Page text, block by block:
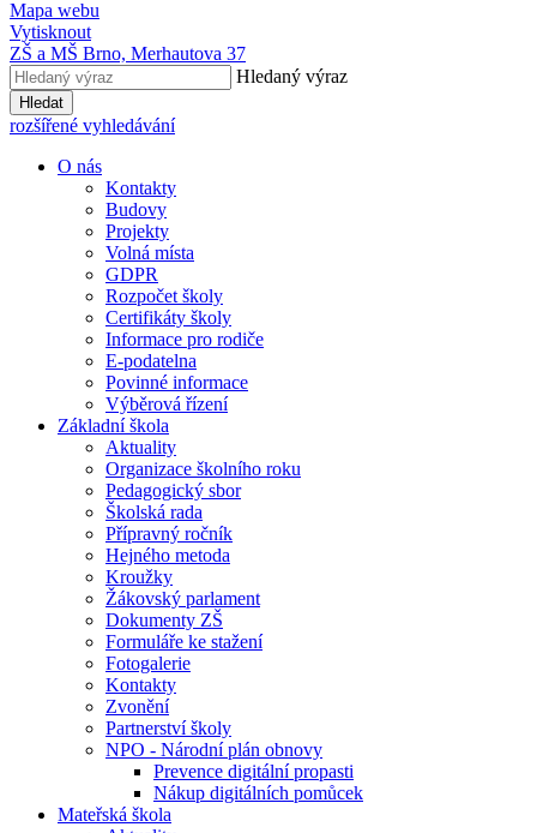
Mapa webu
Vytisknout
ZŠ a MŠ Brno, Merhautova 37
Hledaný výraz
Hledat
rozšířené vyhledávání
O nás
Kontakty
Budovy
Projekty
Volná místa
GDPR
Rozpočet školy
Certifikáty školy
Informace pro rodiče
E-podatelna
Povinné informace
Výběrová řízení
Základní škola
Aktuality
Organizace školního roku
Pedagogický sbor
Školská rada
Přípravný ročník
Hejného metoda
Kroužky
Žákovský parlament
Dokumenty ZŠ
Formuláře ke stažení
Fotogalerie
Kontakty
Zvonění
Partnerství školy
NPO - Národní plán obnovy
Prevence digitální propasti
Nákup digitálních pomůcek
Mateřská škola